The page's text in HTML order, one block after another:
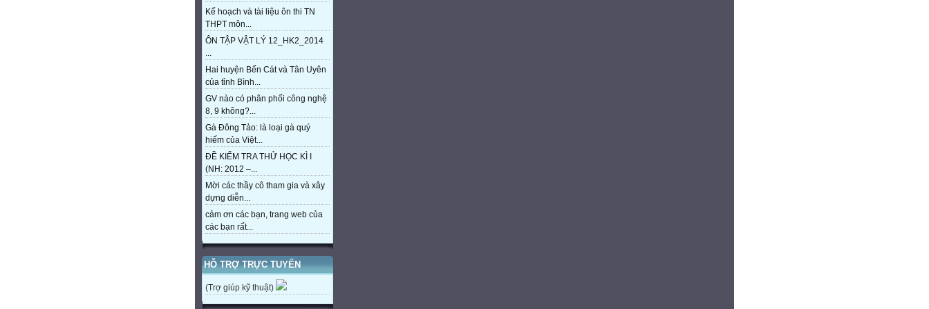
Kế hoạch và tài liệu ôn thi TN
THPT môn...
ÔN TẬP VẬT LÝ 12_HK2_2014
...
Hai huyện Bến Cát và Tân Uyên
của tỉnh Bình...
GV nào có phân phối công nghệ
8, 9 không?...
Gà Đông Tảo: là loại gà quý
hiếm của Việt...
ĐỀ KIỂM TRA THỬ HỌC KÌ I
(NH: 2012 –...
Mời các thầy cô tham gia và xây
dựng diễn...
cảm ơn các bạn, trang web của
các bạn rất...
HỖ TRỢ TRỰC TUYẾN
(Trợ giúp kỹ thuật)